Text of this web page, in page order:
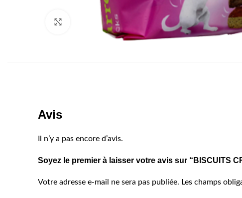
Click to enlarge
Avis
Il n’y a pas encore d’avis.
Soyez le premier à laisser votre avis sur “BISCUITS
Votre adresse e-mail ne sera pas publiée. Les champs